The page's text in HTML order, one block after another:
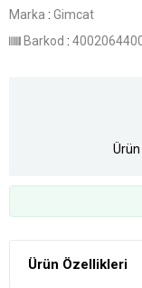
Marka : Gimcat
Barkod :
Ürün
Ürün Özellikleri